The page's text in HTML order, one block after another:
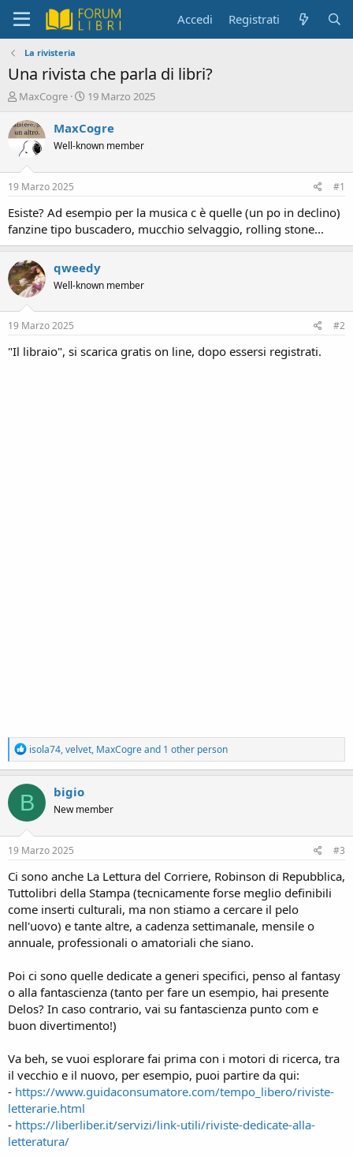
Accedi Registrati
La rivisteria
Una rivista che parla di libri?
C
e
a
t
e
D
s
u
s
s
i
o
e
MaxCogre
D
t
d
i
i
19 Marzo 2025
MaxCogre
Well-known member
19 Marzo 2025 #1
Esiste? Ad esempio per la musica c è quelle (un po in declino)
fanzine tipo buscadero, mucchio selvaggio, rolling stone...
qweedy
Well-known member
19 Marzo 2025 #2
"Il libraio", si scarica gratis on line, dopo essersi registrati.
R
e
a
c
t
i
o
n
s
isola74,velvet, MaxCogreand 1 other person
B bigio
New member
19 Marzo 2025 #3
Ci sono anche La Lettura del Corriere, Robinson di Repubblica,
Tuttolibri della Stampa (tecnicamente forse meglio definibili
come inserti culturali, ma non stiamo a cercare il pelo
nell'uovo) e tante altre, a cadenza settimanale, mensile o
annuale, professionali o amatoriali che siano.
Poi ci sono quelle dedicate a generi specifici, penso al fantasy
o alla fantascienza (tanto per fare un esempio, hai presente
Delos? In caso contrario, vai su fantascienza punto com e
buon divertimento!)
Va beh, se vuoi esplorare fai prima con i motori di ricerca, tra
il vecchio e il nuovo, per esempio, puoi partire da qui:
- https://www.guidaconsumatore.com/tempo_libero/riviste-
letterarie.html
- https://liberliber.it/servizi/link-utili/riviste-dedicate-alla-
letteratura/